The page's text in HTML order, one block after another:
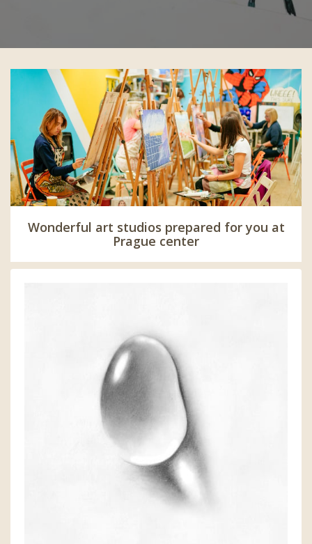
Wonderful art studios prepared for you at
Prague center